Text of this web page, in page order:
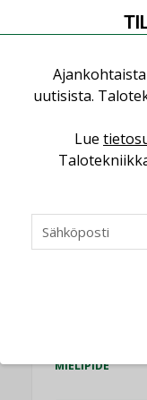
Puheista
KOLUMNI
Yli
Miten
MIELIPIDE
uutisista.
Lue